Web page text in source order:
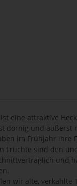
eine attraktive
dornig und äußerst
im Frühjahr ihre
Früchte sind den
und
wir alte, verkahlte